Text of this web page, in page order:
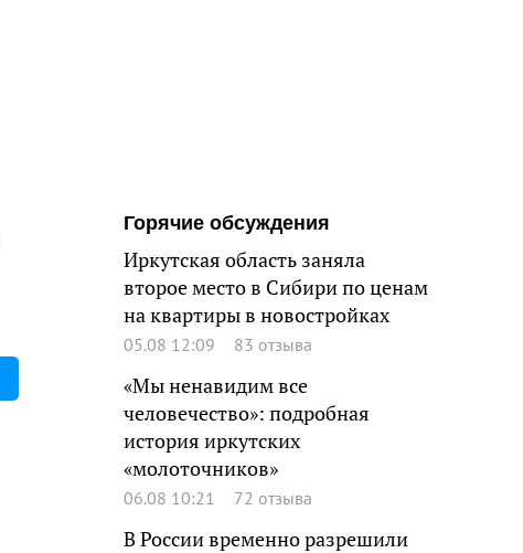
Горячие обсуждения
Иркутская область заняла
второе место в Сибири по ценам
на квартиры в новостройках
05.08 12:09 83 отзыва
«Мы ненавидим все
человечество»: подробная
история иркутских
«молоточников»
06.08 10:21 72 отзыва
В России временно разрешили